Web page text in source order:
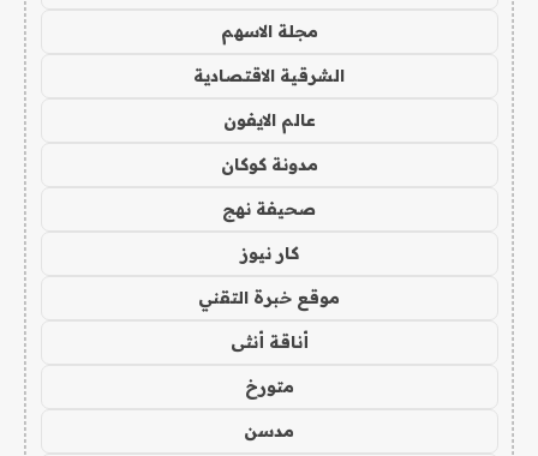
مجلة الاسهم
الشرقية الاقتصادية
عالم الايفون
مدونة كوكان
صحيفة نهج
كار نيوز
موقع خبرة التقني
أناقة أنثى
متورخ
مدسن